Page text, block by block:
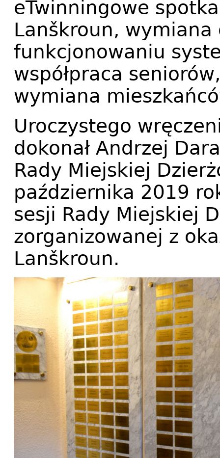
eTwinningowe
Lanškroun, wymiana
funkcjonowaniu
współpraca
wymiana
Uroczystego
dokonał Andrzej
Rady Miejskiej
października 2019
sesji Rady Miejskiej
zorganizowanej z
Lanškroun.